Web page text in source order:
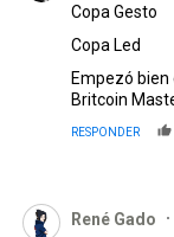
Copa Gesto
Copa Led
Empezó
Britcoin
RESPONDER
Comentario de
René Gado